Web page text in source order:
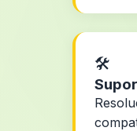
🛠️